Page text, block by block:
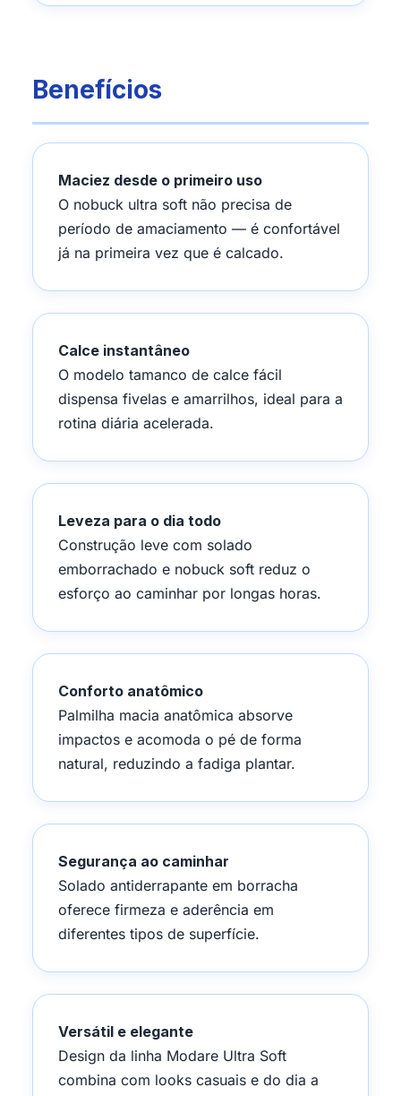
Benefícios
Maciez desde o primeiro uso
O nobuck ultra soft não precisa de
período de amaciamento — é confortável
já na primeira vez que é calcado.
Calce instantâneo
O modelo tamanco de calce fácil
dispensa fivelas e amarrilhos, ideal para a
rotina diária acelerada.
Leveza para o dia todo
Construção leve com solado
emborrachado e nobuck soft reduz o
esforço ao caminhar por longas horas.
Conforto anatômico
Palmilha macia anatômica absorve
impactos e acomoda o pé de forma
natural, reduzindo a fadiga plantar.
Segurança ao caminhar
Solado antiderrapante em borracha
oferece firmeza e aderência em
diferentes tipos de superfície.
Versátil e elegante
Design da linha Modare Ultra Soft
combina com looks casuais e do dia a